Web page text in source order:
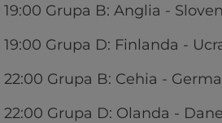
19:00 Grupa B: Anglia -
19:00 Grupa D: Finlanda -
22:00 Grupa B: Cehia -
22:00 Grupa D: Olanda -